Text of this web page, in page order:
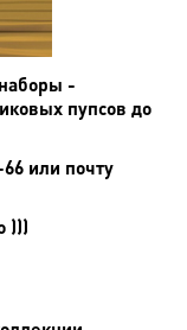
-
пупсов до
или почту
)))